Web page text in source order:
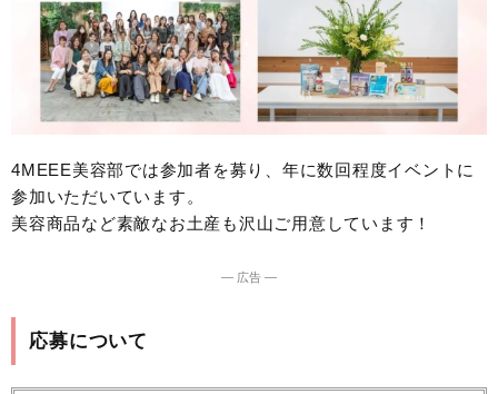
4MEEE美容部では参加者を募り、年に数回程度イベントに
参加いただいています。
美容商品など素敵なお土産も沢山ご用意しています！
― 広告 ―
応募について